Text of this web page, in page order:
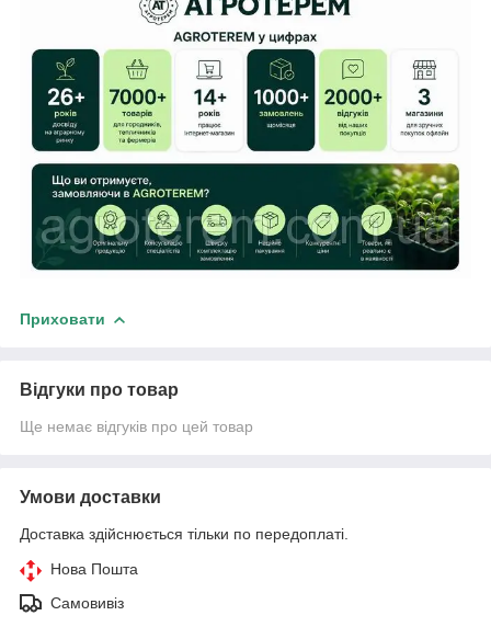
Приховати
Відгуки про товар
Ще немає відгуків про цей товар
Умови доставки
Доставка здійснюється тільки по передоплаті.
Нова Пошта
Самовивіз